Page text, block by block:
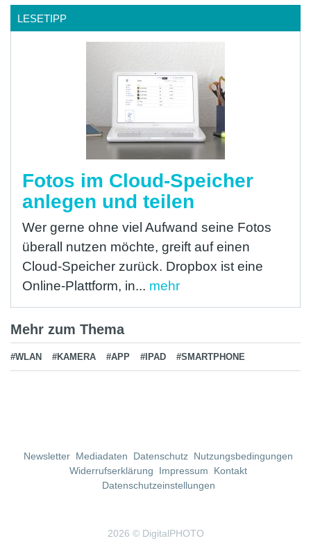
LESETIPP
Fotos im Cloud-Speicher
anlegen und teilen
Wer gerne ohne viel Aufwand seine Fotos
überall nutzen möchte, greift auf einen
Cloud-Speicher zurück. Dropbox ist eine
Online-Plattform, in... mehr
Mehr zum Thema
#WLAN #KAMERA #APP #IPAD #SMARTPHONE
2026 © DigitalPHOTO
Newsletter Mediadaten Datenschutz Nutzungsbedingungen
Widerrufserklärung
Impressum
Kontakt
Datenschutzeinstellungen